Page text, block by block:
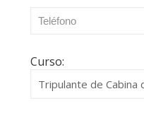
Curso: